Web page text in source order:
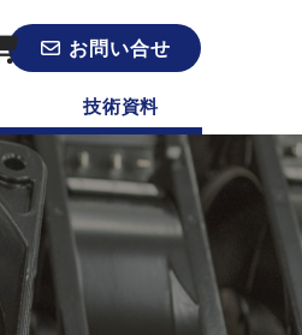
お問い合せ
技術資料